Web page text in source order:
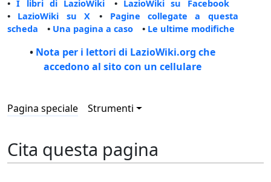
•I libri di LazioWiki • LazioWiki su Facebook
• LazioWiki su X • Pagine collegate a questa
scheda • Una pagina a caso • Le ultime modifiche
• Nota per i lettori di LazioWiki.org che
accedono al sito con un cellulare
Pagina speciale Strumenti
Cita questa pagina